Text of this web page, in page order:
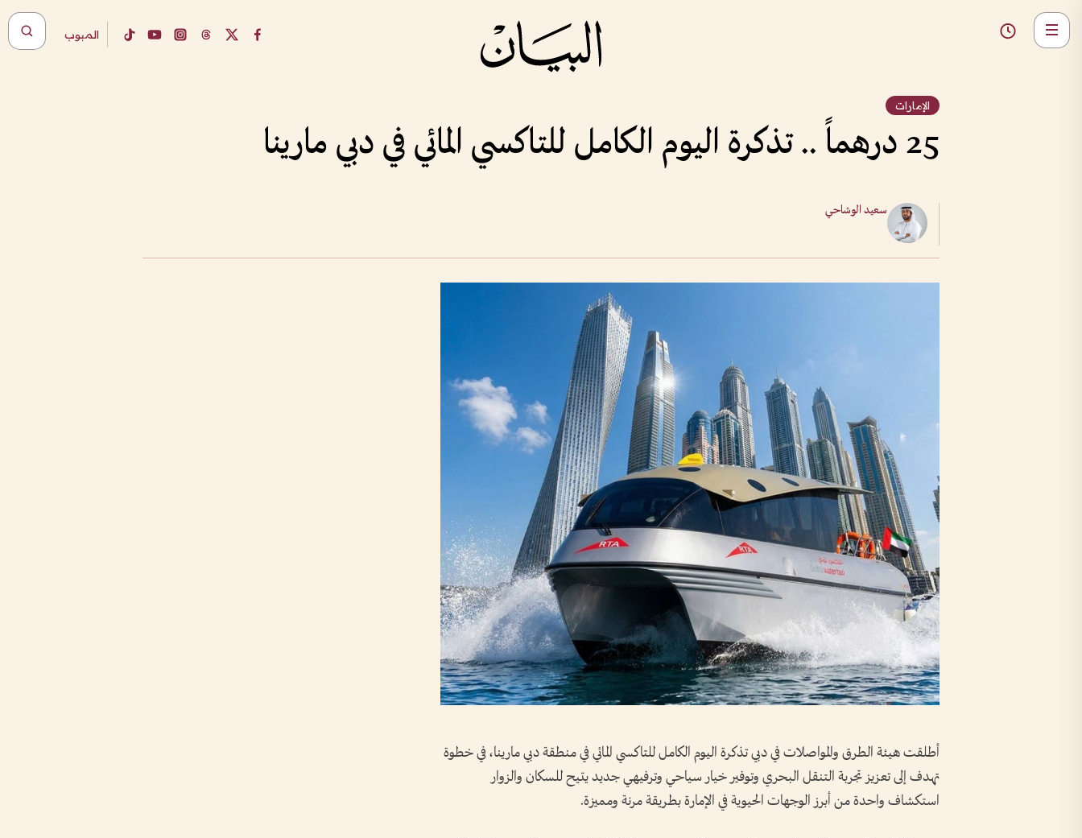
المبوب
الإمارات
25 درهماً .. تذكرة اليوم الكامل للتاكسي المائي في دبي مارينا
سعيد الوشاحي
أطلقت هيئة الطرق والمواصلات في دبي تذكرة اليوم الكامل للتاكسي المائي في منطقة دبي مارينا، في خطوة
تهدف إلى تعزيز تجربة التنقل البحري وتوفير خيار سياحي وترفيهي جديد يتيح للسكان والزوار
استكشاف واحدة من أبرز الوجهات الحيوية في الإمارة بطريقة مرنة ومميزة.